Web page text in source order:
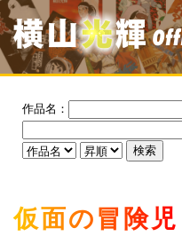
作品名：
仮面の冒険児